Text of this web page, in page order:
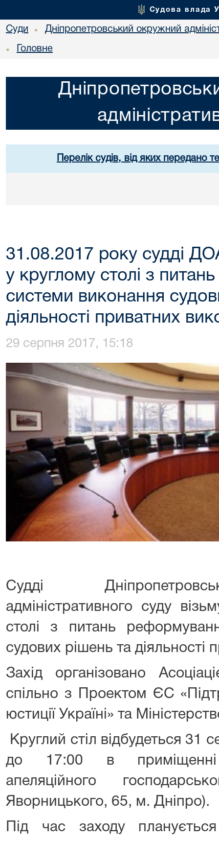
Судова влада
Суди • Дніпропетровський окружний
• Головне
Перелік судів, від яких передано
31.08.2017 року судді
у круглому столі з
системи виконання
діяльності приватних
29 серпня 2017, 15:18
Судді
адміністративного суду
столі з питань
судових рішень та діяльності
Захід організовано
спільно з Проектом ЄС
юстиції Україні» та
Круглий стіл відбудеться 31
до 17:00 в приміщенні
апеляційного
Яворницького, 65, м. Дніпро).
Під час заходу